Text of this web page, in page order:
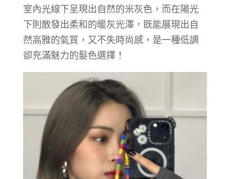
室內光線下呈現出自然的米灰色，而在陽光
下則散發出柔和的暖灰光澤，既能展現出自
然高雅的氣質，又不失時尚感，是一種低調
卻充滿魅力的髮色選擇！